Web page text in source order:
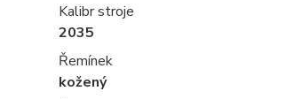
Kalibr stroje
2035
Řemínek
kožený